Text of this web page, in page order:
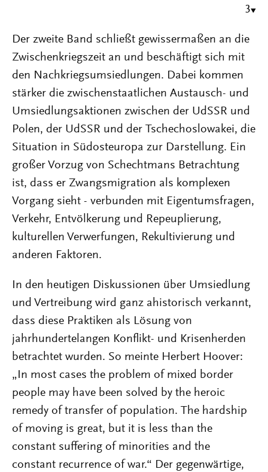
3
Der zweite Band schließt gewissermaßen an die
Zwischenkriegszeit an und beschäftigt sich mit
den Nachkriegsumsiedlungen. Dabei kommen
stärker die zwischenstaatlichen Austausch- und
Umsiedlungsaktionen zwischen der UdSSR und
Polen, der UdSSR und der Tschechoslowakei, die
Situation in Südosteuropa zur Darstellung. Ein
großer Vorzug von Schechtmans Betrachtung
ist, dass er Zwangsmigration als komplexen
Vorgang sieht - verbunden mit Eigentumsfragen,
Verkehr, Entvölkerung und Repeuplierung,
kulturellen Verwerfungen, Rekultivierung und
anderen Faktoren.
In den heutigen Diskussionen über Umsiedlung
und Vertreibung wird ganz ahistorisch verkannt,
dass diese Praktiken als Lösung von
jahrhundertelangen Konflikt- und Krisenherden
betrachtet wurden. So meinte Herbert Hoover:
„In most cases the problem of mixed border
people may have been solved by the heroic
remedy of transfer of population. The hardship
of moving is great, but it is less than the
constant suffering of minorities and the
constant recurrence of war.“ Der gegenwärtige,